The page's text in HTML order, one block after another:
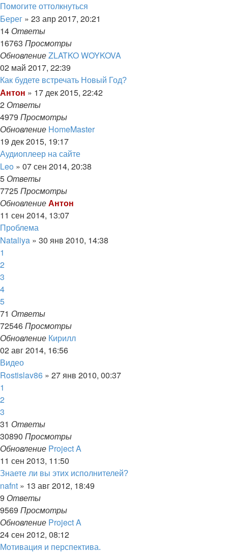
Помогите оттолкнуться
Берег » 23 апр 2017, 20:21
14 Ответы
16763 Просмотры
ОбновлениеZLATKO WOYKOVA
02 май 2017, 22:39
Как будете встречать Новый Год?
Антон » 17 дек 2015, 22:42
2 Ответы
4979 Просмотры
Обновление HomeMaster
19 дек 2015, 19:17
Аудиоплеер на сайте
Leo » 07 сен 2014, 20:38
5 Ответы
7725Просмотры
ОбновлениеАнтон
11 сен 2014, 13:07
Проблема
Nataliya » 30 янв 2010, 14:38
1
2
3
4
5
71 Ответы
72546Просмотры
Обновление Кирилл
02 авг 2014, 16:56
Видео
Rostislav86 » 27 янв 2010, 00:37
1
2
3
31 Ответы
30890 Просмотры
Обновление Project A
11 сен 2013, 11:50
Знаете ли вы этих исполнителей?
nafnt » 13 авг 2012, 18:49
9 Ответы
9569 Просмотры
Обновление Project A
24 сен 2012, 08:12
Мотивация и перспектива.